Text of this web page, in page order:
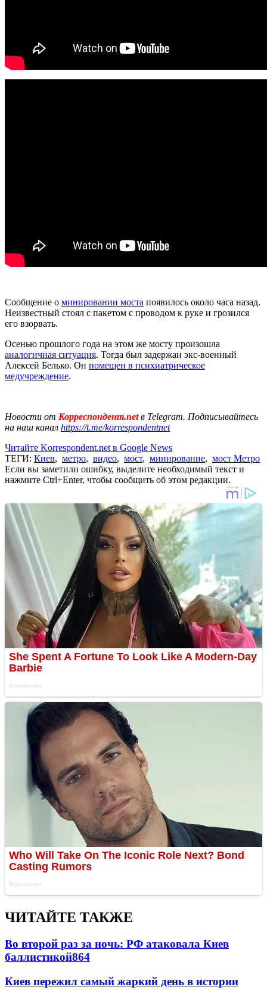
Сообщение о минировании моста появилось около часа назад.
Неизвестный стоял с пакетом с проводом к руке и грозился
его взорвать.
Осенью прошлого года на этом же мосту произошла
аналогичная ситуация. Тогда был задержан экс-военный
Алексей Белько. Он помещен в психиатрическое
медучреждение.
Новости от Корреспондент.netв Telegram. Подписывайтесь
на наш канал https://t.me/korrespondentnet
Читайте Korrespondent.net в Google News
ТЕГИ: Киев, метро, видео, мост, минирование, мост Метро
Если вы заметили ошибку, выделите необходимый текст и
нажмите Ctrl+Enter, чтобы сообщить об этом редакции.
ЧИТАЙТЕ ТАКЖЕ
Во второй раз за ночь: РФ атаковала Киев
баллистикой864
Киев пережил самый жаркий день в истории